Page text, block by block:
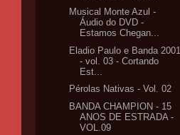
Musical Monte Azul -
Áudio do DVD -
Estamos Chegan...
Eladio Paulo e Banda 2001
- vol. 03 - Cortando
Est...
Pérolas Nativas - Vol. 02
BANDA CHAMPION - 15
ANOS DE ESTRADA -
VOL.09